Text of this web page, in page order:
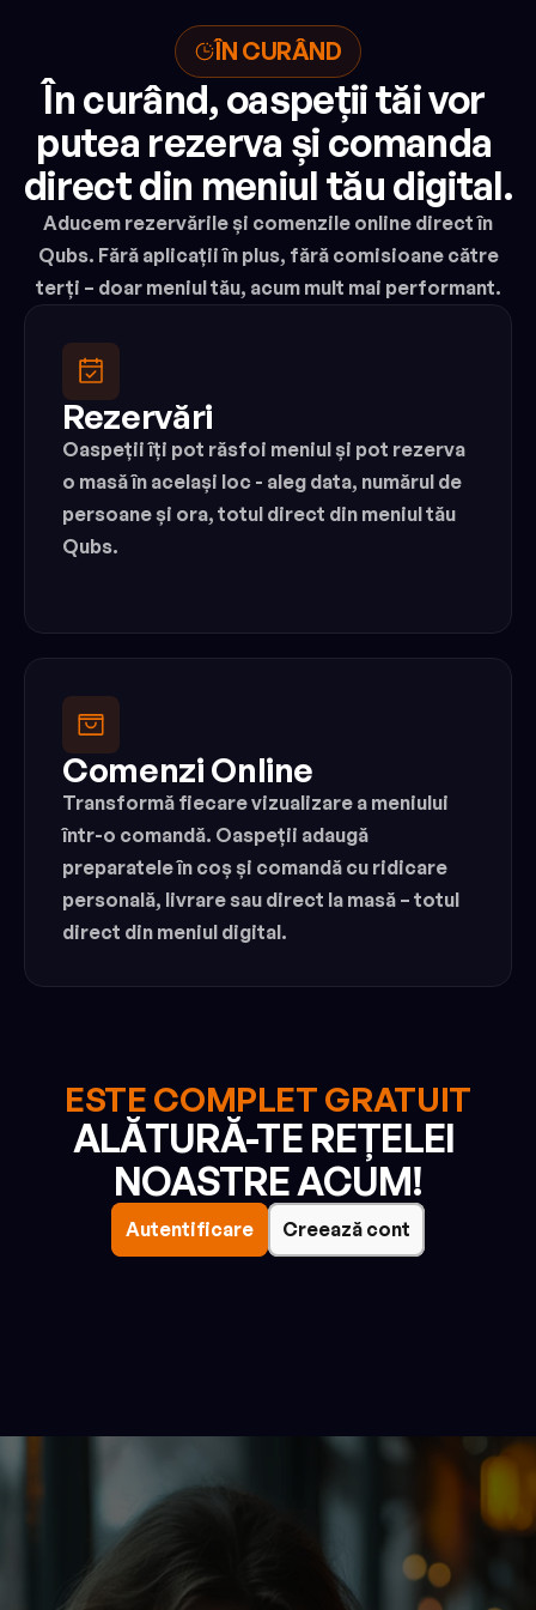
ÎN CURÂND
În curând, oaspeții tăi vor
putea rezerva și comanda
direct din meniul tău digital.
Aducem rezervările și comenzile online direct în
Qubs. Fără aplicații în plus, fără comisioane către
terți – doar meniul tău, acum mult mai performant.
Rezervări
Oaspeții îți pot răsfoi meniul și pot rezerva
o masă în același loc - aleg data, numărul de
persoane și ora, totul direct din meniul tău
Qubs.
Comenzi Online
Transformă fiecare vizualizare a meniului
într-o comandă. Oaspeții adaugă
preparatele în coș și comandă cu ridicare
personală, livrare sau direct la masă – totul
direct din meniul digital.
ESTE COMPLET GRATUIT
ALĂTURĂ-TE REȚELEI
NOASTRE ACUM!
Autentificare Creează cont